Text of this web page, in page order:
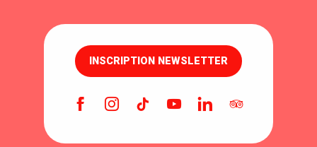
INSCRIPTION NEWSLETTER